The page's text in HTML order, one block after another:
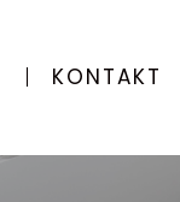
KONTAKT